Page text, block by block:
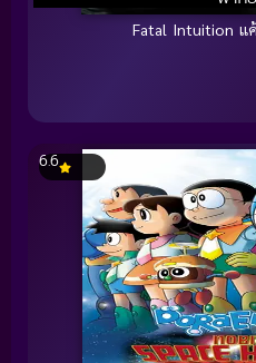
Fatal Intuition แ
6.6